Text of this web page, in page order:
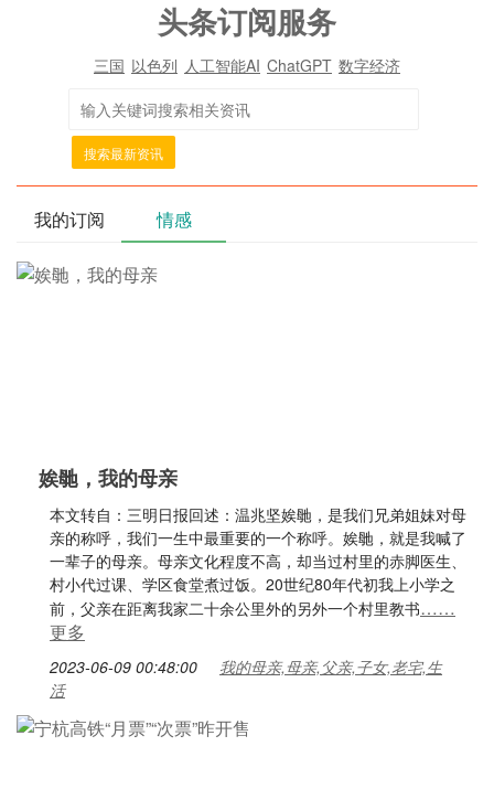
头条订阅服务
三国 以色列 人工智能AI ChatGPT 数字经济
搜索最新资讯
我的订阅 情感
娭毑，我的母亲
本文转自：三明日报回述：温兆坚娭毑，是我们兄弟姐妹对母
亲的称呼，我们一生中最重要的一个称呼。娭毑，就是我喊了
一辈子的母亲。母亲文化程度不高，却当过村里的赤脚医生、
村小代过课、学区食堂煮过饭。20世纪80年代初我上小学之
前，父亲在距离我家二十余公里外的另外一个村里教书……
更多
2023-06-09 00:48:00
我的母亲,母亲,父亲,子女,老宅,生
活